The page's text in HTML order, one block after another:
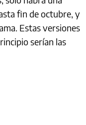
fin de octubre, y
Estas versiones
serían las